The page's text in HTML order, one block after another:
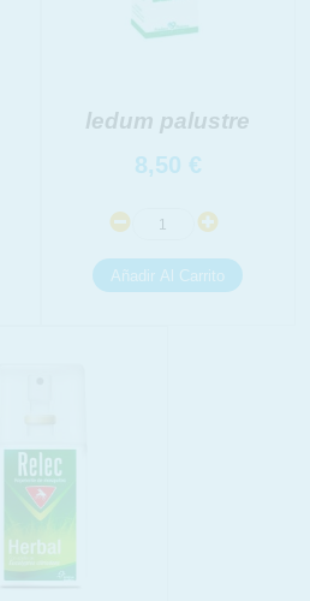
ledum palustre
8,50 €